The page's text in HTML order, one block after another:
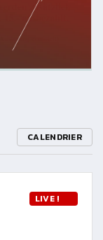
CALENDRIER
LIVE !